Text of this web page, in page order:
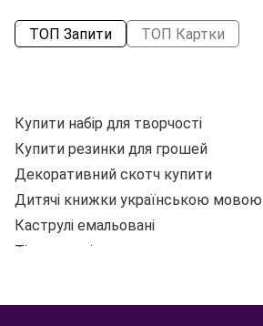
ТОП Запити ТОП Картки
Купити набір для творчості
Купити резинки для грошей
Декоративний скотч купити
Дитячі книжки українською мовою
Каструлі емальовані
Тісто для ліпки дитяче
Квілінг ціна